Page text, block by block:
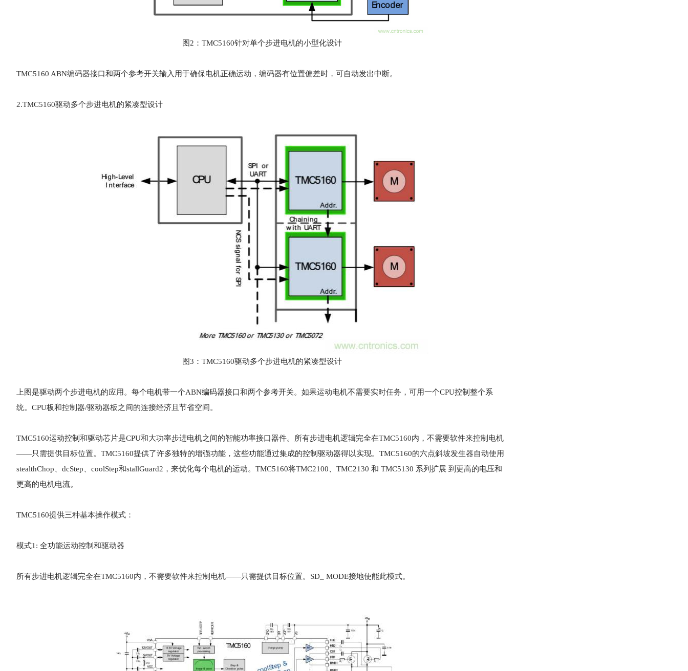
图2：TMC5160针对单个步进电机的小型化设计
TMC5160 ABN编码器接口和两个参考开关输入用于确保电机正确运动，编码器有位置偏差时，可自动发出中断。
2.TMC5160驱动多个步进电机的紧凑型设计
图3：TMC5160驱动多个步进电机的紧凑型设计
上图是驱动两个步进电机的应用。每个电机带一个ABN编码器接口和两个参考开关。如果运动电机不需要实时任务，可用一个CPU控制整个系
统。CPU板和控制器/驱动器板之间的连接经济且节省空间。
TMC5160运动控制和驱动芯片是CPU和大功率步进电机之间的智能功率接口器件。所有步进电机逻辑完全在TMC5160内，不需要软件来控制电机
——只需提供目标位置。TMC5160提供了许多独特的增强功能，这些功能通过集成的控制驱动器得以实现。TMC5160的六点斜坡发生器自动使用
stealthChop、dcStep、coolStep和stallGuard2，来优化每个电机的运动。TMC5160将TMC2100、TMC2130 和 TMC5130 系列扩展 到更高的电压和
更高的电机电流。
TMC5160提供三种基本操作模式：
模式1: 全功能运动控制和驱动器
所有步进电机逻辑完全在TMC5160内，不需要软件来控制电机——只需提供目标位置。SD_ MODE接地使能此模式。